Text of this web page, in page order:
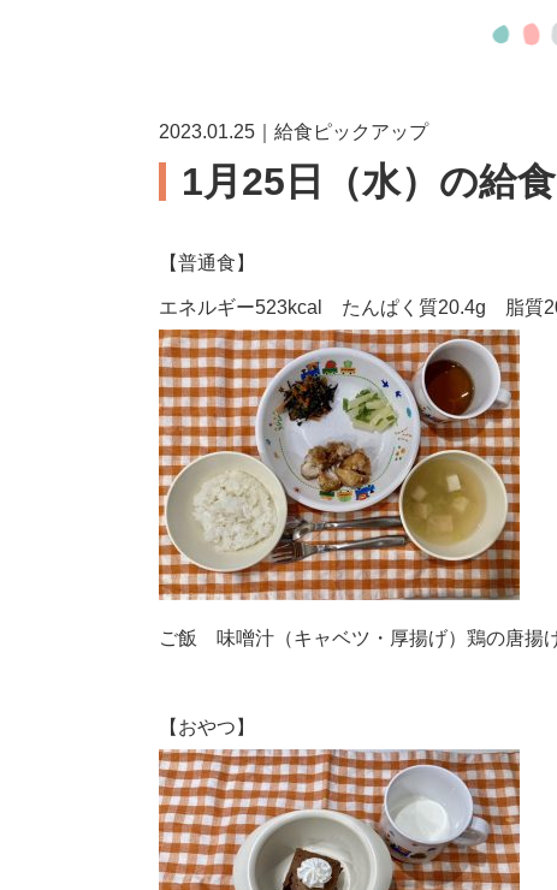
2023.01.25｜給食ピックアップ
1月25日（水）の給
【普通食】
エネルギー523kcal たんぱく質20.4g 脂質
ご飯 味噌汁（キャベツ・厚揚げ）鶏の唐
【おやつ】